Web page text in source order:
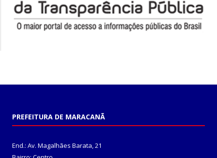
PREFEITURA DE MARACANÃ
End.: Av. Magalhães Barata, 21